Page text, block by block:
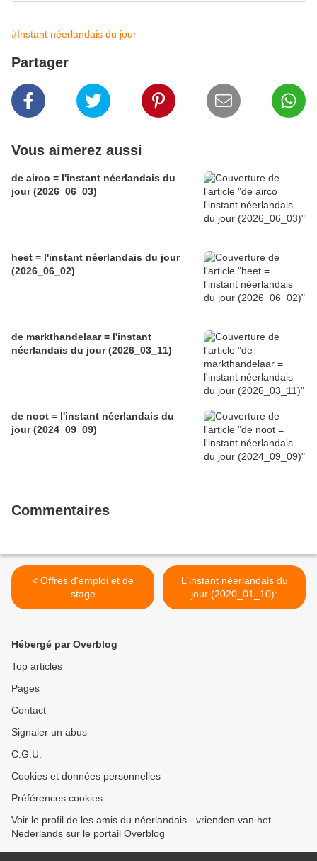
#Instant néerlandais du jour
Partager
Vous aimerez aussi
de airco = l'instant néerlandais du
jour (2026_06_03)
heet = l'instant néerlandais du jour
(2026_06_02)
de markthandelaar = l'instant
néerlandais du jour (2026_03_11)
de noot = l'instant néerlandais du
jour (2024_09_09)
Commentaires
< Offres d'emploi et de
stage
L'instant néerlandais du
jour (2020_01_10):
Lidmaatschapsgeld /
Hébergé par Overblog
Top articles
Pages
Contact
Signaler un abus
C.G.U.
Cookies et données personnelles
Préférences cookies
Voir le profil de les amis du néerlandais - vrienden van het
Nederlands sur le portail Overblog